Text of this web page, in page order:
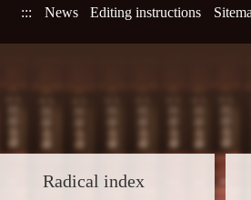
::: News Editing instructions
Radical index